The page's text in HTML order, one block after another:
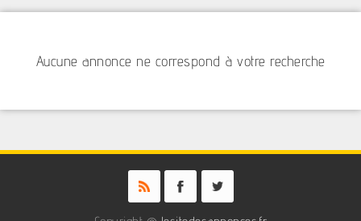
Aucune annonce ne correspond à votre recherche